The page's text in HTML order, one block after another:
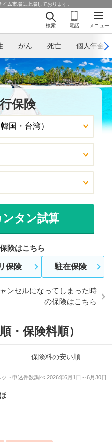
ム市場に上場しております。
メニュー
検索 電話
がん 死亡 個人年金
保険
ンタン試算
険はこちら
保険 駐在保険
ンセルになってしまった時
の保険はこちら
・保険料順）
保険料の安い順
ト申込件数調べ 2026年6月1日～6月30日